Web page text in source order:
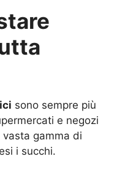
sono sempre più
e negozi
gamma di
i succhi.